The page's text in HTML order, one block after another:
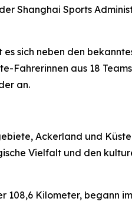
Shanghai Sports
sich neben den
aus 18
an.
Ackerland und
Vielfalt und den
Kilometer, begann